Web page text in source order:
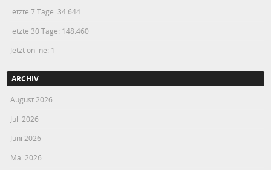
letzte 7 Tage: 34.644
letzte 30 Tage: 148.460
Jetzt online: 1
ARCHIV
August 2026
Juli 2026
Juni 2026
Mai 2026